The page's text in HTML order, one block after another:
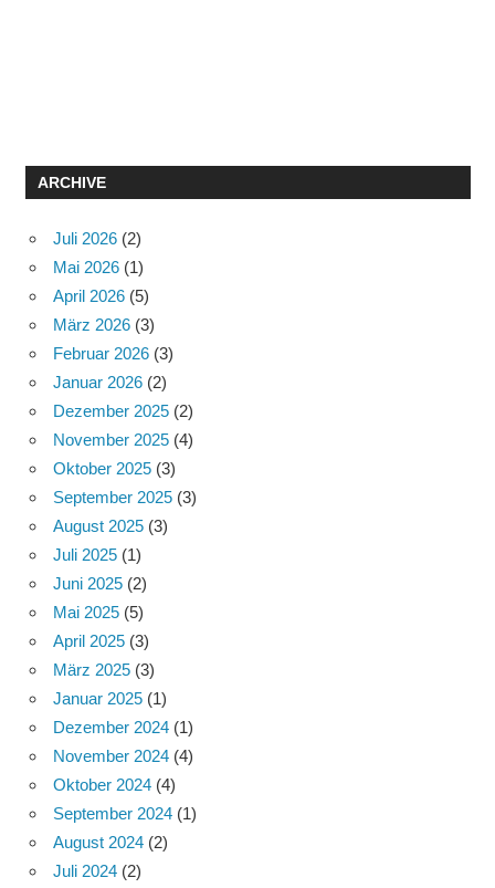
ARCHIVE
Juli 2026 (2)
Mai 2026 (1)
April 2026 (5)
März 2026 (3)
Februar 2026 (3)
Januar 2026 (2)
Dezember 2025 (2)
November 2025 (4)
Oktober 2025 (3)
September 2025 (3)
August 2025 (3)
Juli 2025 (1)
Juni 2025 (2)
Mai 2025 (5)
April 2025 (3)
März 2025 (3)
Januar 2025 (1)
Dezember 2024 (1)
November 2024 (4)
Oktober 2024 (4)
September 2024 (1)
August 2024 (2)
Juli 2024 (2)